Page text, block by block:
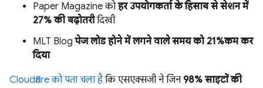
Paper Magazine कोहर उपयोगकर्ता के हिसाब से सेशन में
27% की बढ़ोतरीदिखी
MLT Blogपेज लोड होने में लगने वाले समय को 21%कम कर
दिया
Cloudflare को पता चला है कि एसएक्सजी ने जिन 98% साइटों की